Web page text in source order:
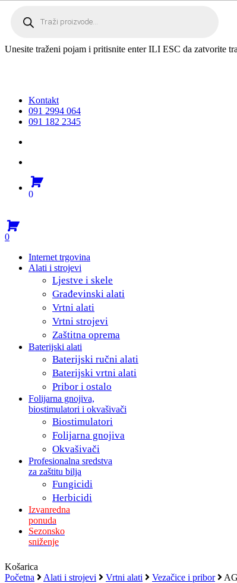
search
Unesite traženi pojam i pritisnite enter ILI ESC da zatvorite
Kontakt
091 2994 064
091 182 2345
0
search
account
0
Internet trgovina
Alati i strojevi
Ljestve i skele
Građevinski alati
Vrtni alati
Vrtni strojevi
Zaštitna oprema
Baterijski alati
Baterijski ručni alati
Baterijski vrtni alati
Pribor i ostalo
Folijarna gnojiva,
biostimulatori i okvašivači
Biostimulatori
Folijarna gnojiva
Okvašivači
Profesionalna sredstva
za zaštitu bilja
Fungicidi
Herbicidi
Izvanredna
ponuda
Sezonsko
sniženje
Košarica
košaricu
Početna Alati i strojevi Vrtni alati Vezačice i pribor